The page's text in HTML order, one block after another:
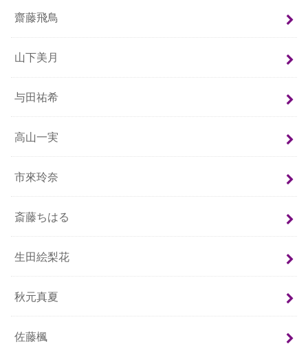
齋藤飛鳥
山下美月
与田祐希
高山一実
市來玲奈
斎藤ちはる
生田絵梨花
秋元真夏
佐藤楓